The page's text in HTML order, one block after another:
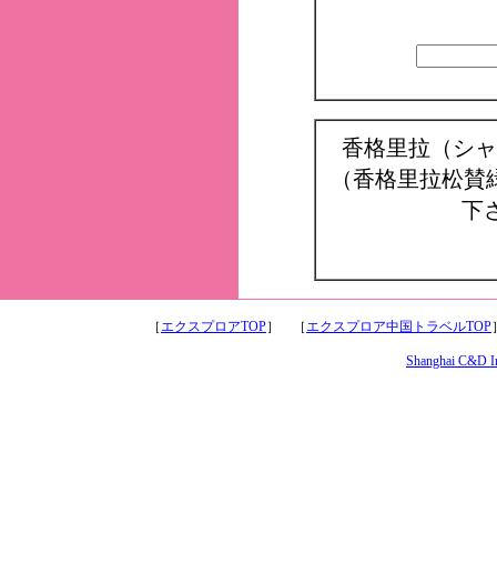
香格里拉（シ
（香格里拉松
下
［エクスプロアTOP］ ［エクスプロア中国トラベルTOP
Shanghai C&D